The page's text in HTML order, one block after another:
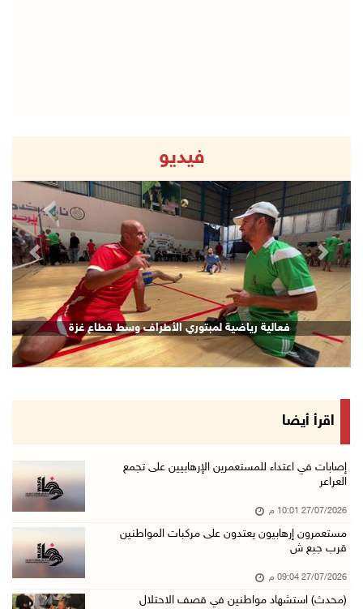
فيديو
فعالية رياضية لمبتوري الأطراف وسط قطاع غزة
Next
اقرأ أيضا
إصابات في اعتداء للمستعمرين الإرهابيين على تجمع
العراعر
27/07/2026 10:01 م
مستعمرون إرهابيون يعتدون على مركبات المواطنين
قرب جبع ش
27/07/2026 09:04 م
(محدث) استشهاد مواطنين في قصف الاحتلال